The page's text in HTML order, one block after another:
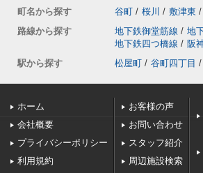
町名から探す
谷町 / 桜川 / 敷津東 /
路線から探す
地下鉄御堂筋線 / 地
地下鉄四つ橋線 / 阪
駅から探す
松屋町 / 谷町四丁目 /
ホーム
会社概要
プライバシーポリシー
利用規約
お客様の声
お問い合わせ
スタッフ紹介
周辺施設検索